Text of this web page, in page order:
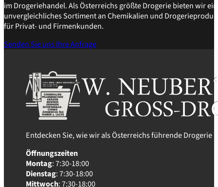
im Drogeriehandel. Als Österreichs größte Drogerie bieten wir ein
unvergleichliches Sortiment an Chemikalien und
für Privat- und Firmenkunden.
Senden Sie uns Ihre Anfrage
Entdecken Sie, wie wir als Österreichs führende
Öffnungszeiten
Montag: 7:30-18:00
Dienstag: 7:30-18:00
Mittwoch: 7:30-18:00